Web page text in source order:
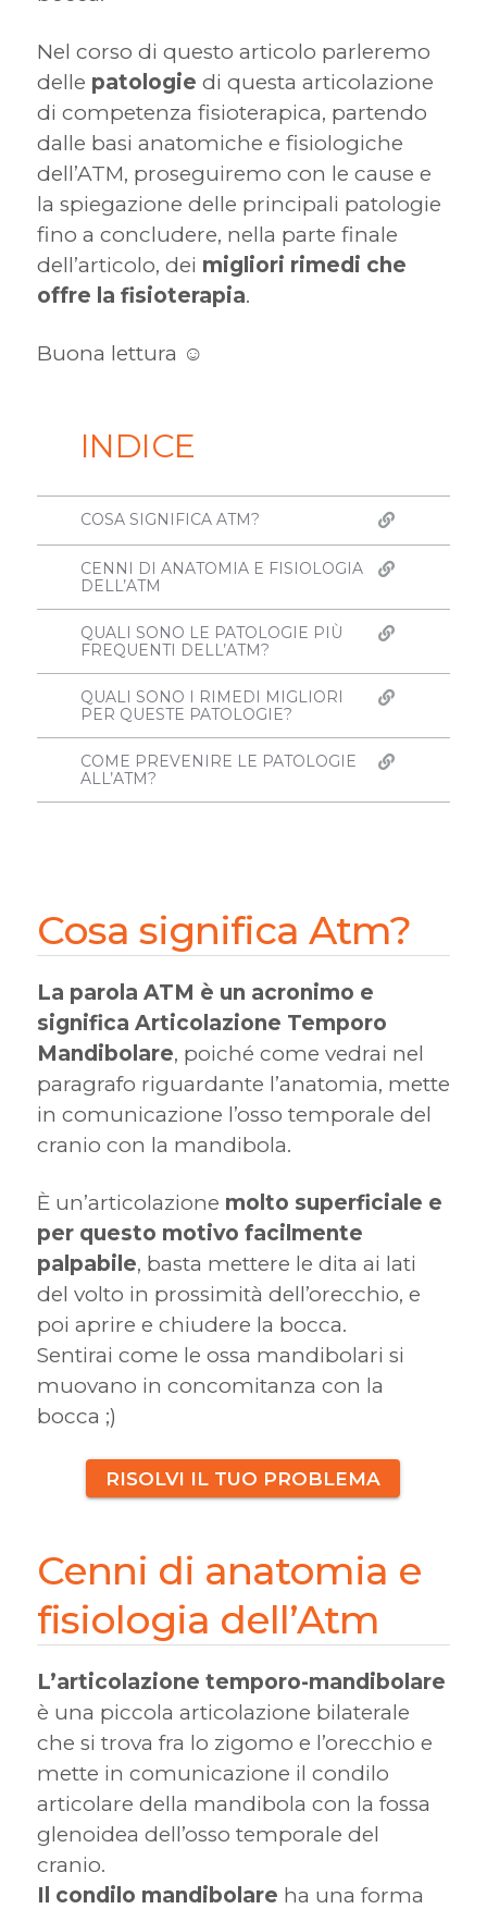
Nel corso di questo articolo parleremo
delle patologie di questa articolazione
di competenza fisioterapica, partendo
dalle basi anatomiche e fisiologiche
dell’ATM, proseguiremo con le cause e
la spiegazione delle principali patologie
fino a concludere, nella parte finale
dell’articolo, dei migliori rimedi che
offre la fisioterapia.
Buona lettura ☺
INDICE
COSA SIGNIFICA ATM?
CENNI DI ANATOMIA E FISIOLOGIA
DELL’ATM
QUALI SONO LE PATOLOGIE PIÙ
FREQUENTI DELL’ATM?
QUALI SONO I RIMEDI MIGLIORI
PER QUESTE PATOLOGIE?
COME PREVENIRE LE PATOLOGIE
ALL’ATM?
Cosa significa Atm?
La parola ATM è un acronimo e
significa Articolazione Temporo
Mandibolare, poiché come vedrai nel
paragrafo riguardante l’anatomia, mette
in comunicazione l’osso temporale del
cranio con la mandibola.
È un’articolazione molto superficiale e
per questo motivo facilmente
palpabile, basta mettere le dita ai lati
del volto in prossimità dell’orecchio, e
poi aprire e chiudere la bocca.
Sentirai come le ossa mandibolari si
muovano in concomitanza con la
bocca ;)
RISOLVI IL TUO PROBLEMA
Cenni di anatomia e
fisiologia dell’Atm
L’articolazione temporo-mandibolare
è una piccola articolazione bilaterale
che si trova fra lo zigomo e l’orecchio e
mette in comunicazione il condilo
articolare della mandibola con la fossa
glenoidea dell’osso temporale del
cranio.
Il condilo mandibolare ha una forma